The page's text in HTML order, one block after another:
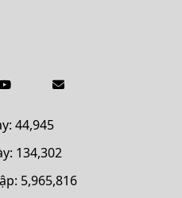
44,945
134,302
5,965,816